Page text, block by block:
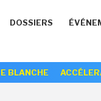
DOSSIERS
BLANCHE